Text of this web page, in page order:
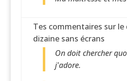
Tes commentaires sur le
dizaine sans écrans
On doit chercher
j'adore.